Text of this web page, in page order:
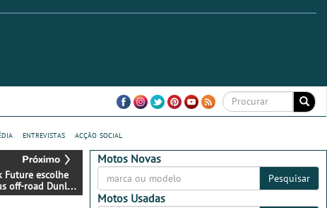
entrevistas acção social
Future escolhe
off-road Dunlop
a VARG
Motos Novas
Pesquisar
Motos Usadas